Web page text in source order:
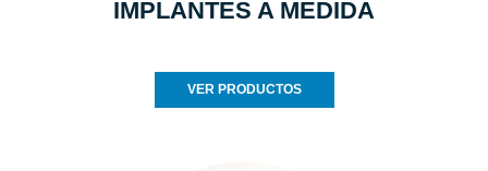
IMPLANTES A MEDIDA
VER PRODUCTOS